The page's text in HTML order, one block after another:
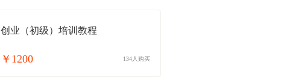
创业（初级）培训教程
￥1200 134人购买